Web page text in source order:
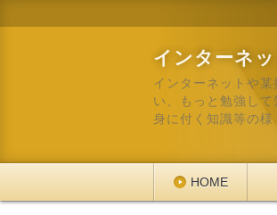
インターネ
インターネットや
い、もっと勉強し
身に付く知識等の
HOME